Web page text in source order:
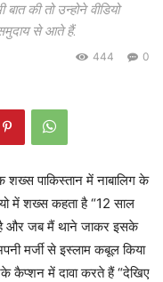
की तो उन्होने वीडियो
से आते हैं.
0
444
शख्स पाकिस्तान में नाबालिग के
में शख्स कहता है “12 साल
है और जब मैं थाने जाकर इसके
मर्जी से इस्लाम कबूल किया
कैप्शन में दावा करते हैं “देखिए